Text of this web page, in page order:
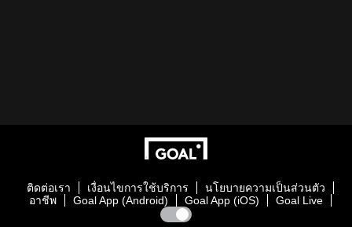
ติดต่อเรา เงื่อนไขการใช้บริการ
นโยบายความเป็นส่วนตัว
อาชีพ
Goal App (Android) Goal App (iOS) Goal Live